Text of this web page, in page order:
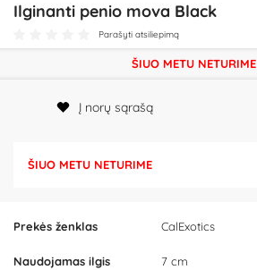
Ilginanti penio mova Black
Parašyti atsiliepimą
Prekės ženklas CalExotics
Naudojamas ilgis 7 cm
ŠIUO METU NETURIME
Į norų sąrašą
ŠIUO METU NETURIME